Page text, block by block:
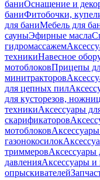
баниОснащение и
баниФитобочки,
для баниМебель для
сауныЭфирные масла
гидромассажем
техникиНавесное
мотоблоковПрицепы
минитракторов
для цепных пил
для кусторезов,
техникиАксессуары
скарификаторов
мотоблоков
газонокосилок
триммеровАксессуары
давленияАксессуары
опрыскивателей